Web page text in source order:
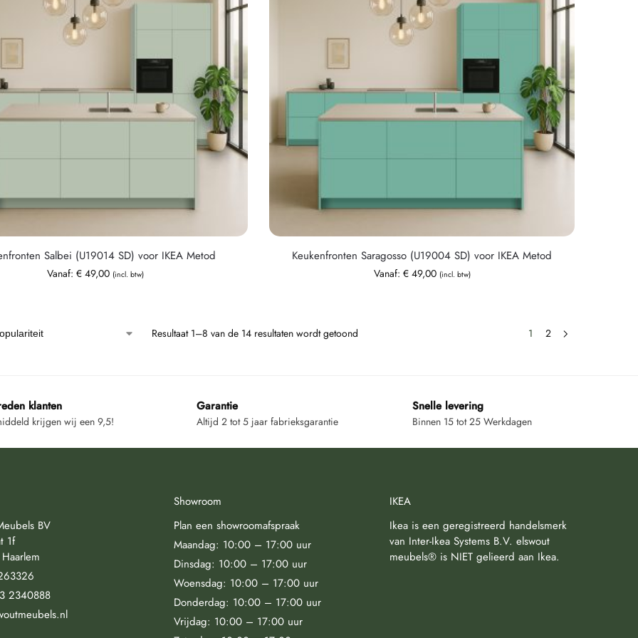
Salbei (U19014 SD) voor IKEA Metod
Vanaf:€ 49,00 (incl. btw)
Keukenfronten Saragosso (U19004 SD) voor IKEA Metod
Vanaf: €49,00 (incl. btw)
Resultaat 1–8 van de 14 resultaten wordt getoond 1 2
klanten
krijgen wij een 9,5!
Garantie
Altijd 2 tot 5 jaar fabrieksgarantie
Snelle levering
Binnen 15 tot 25 Werkdagen
BV
1f
2340888
Showroom
Plan een showroomafspraak
Maandag: 10:00 – 17:00 uur
Dinsdag: 10:00 – 17:00 uur
Woensdag: 10:00 – 17:00 uur
Donderdag: 10:00 – 17:00 uur
Vrijdag: 10:00 – 17:00 uur
IKEA
Ikea is een geregistreerd handelsmerk
van Inter-Ikea Systems B.V. elswout
meubels® is NIET gelieerd aan Ikea.